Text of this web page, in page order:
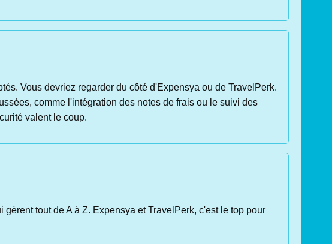
Vous devriez regarder du côté d'Expensya ou de TravelPerk.
comme l'intégration des notes de frais ou le suivi des
valent le coup.
tout de A à Z. Expensya et TravelPerk, c'est le top pour